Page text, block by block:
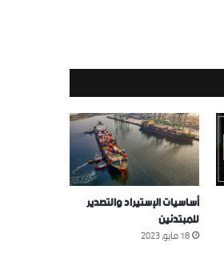
أساسيات الإستيراد والتصدير
للمبتدئين
18 مايو، 2023